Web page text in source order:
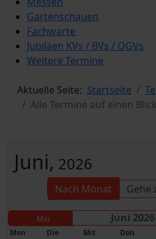
Gartenschauen
Fachwarte
Jubiläen KVs / BVs / OGVs
Weitere Termine
Aktuelle Seite: Startseite
Alle Termine auf einen Blick
Juni, 2026
Nach Monat Gehe
Mai Juni 2026
Mon
Die Mit Don